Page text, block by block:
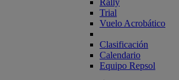
Rally
Trial
Vuelo Acrobático
Clasificación
Calendario
Equipo Repsol